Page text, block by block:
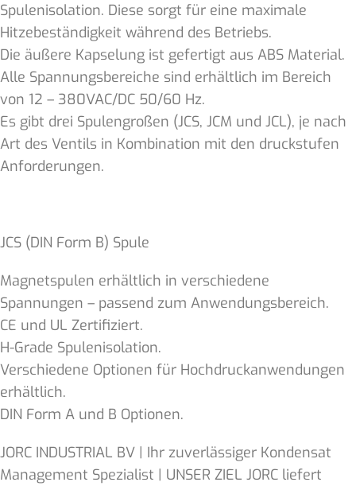
Spulenisolation. Diese sorgt für eine maximale
Hitzebeständigkeit während des Betriebs.
Die äußere Kapselung ist gefertigt aus ABS Material.
Alle Spannungsbereiche sind erhältlich im Bereich
von 12 – 380VAC/DC 50/60 Hz.
Es gibt drei Spulengroßen (JCS, JCM und JCL), je nach
Art des Ventils in Kombination mit den druckstufen
Anforderungen.
JCS (DIN Form B) Spule
Magnetspulen erhältlich in verschiedene
Spannungen – passend zum Anwendungsbereich.
CE und UL Zertifiziert.
H-Grade Spulenisolation.
Verschiedene Optionen für Hochdruckanwendungen
erhältlich.
DIN Form A und B Optionen.
JORC INDUSTRIAL BV | Ihr zuverlässiger Kondensat
Management Spezialist | UNSER ZIEL JORC liefert